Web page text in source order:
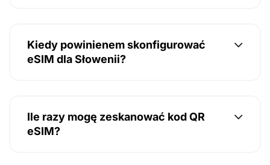
Kiedy powinienem skonfigurować
eSIM dla Słowenii?
Ile razy mogę zeskanować kod QR
eSIM?